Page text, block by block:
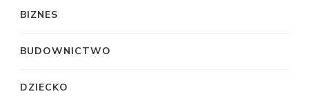
BIZNES
BUDOWNICTWO
DZIECKO